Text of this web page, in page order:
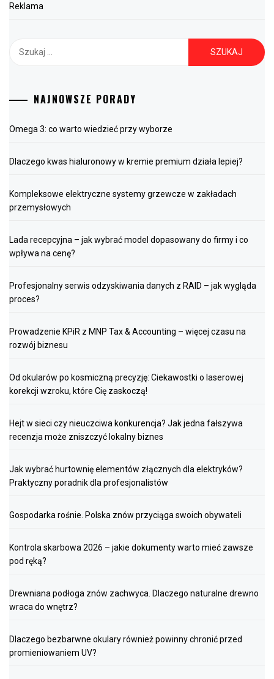
Reklama
NAJNOWSZE PORADY
Omega 3: co warto wiedzieć przy wyborze
Dlaczego kwas hialuronowy w kremie premium działa lepiej?
Kompleksowe elektryczne systemy grzewcze w zakładach
przemysłowych
Lada recepcyjna – jak wybrać model dopasowany do firmy i co
wpływa na cenę?
Profesjonalny serwis odzyskiwania danych z RAID – jak wygląda
proces?
Prowadzenie KPiR z MNP Tax & Accounting – więcej czasu na
rozwój biznesu
Od okularów po kosmiczną precyzję: Ciekawostki o laserowej
korekcji wzroku, które Cię zaskoczą!
Hejt w sieci czy nieuczciwa konkurencja? Jak jedna fałszywa
recenzja może zniszczyć lokalny biznes
Jak wybrać hurtownię elementów złącznych dla elektryków?
Praktyczny poradnik dla profesjonalistów
Gospodarka rośnie. Polska znów przyciąga swoich obywateli
Kontrola skarbowa 2026 – jakie dokumenty warto mieć zawsze
pod ręką?
Drewniana podłoga znów zachwyca. Dlaczego naturalne drewno
wraca do wnętrz?
Dlaczego bezbarwne okulary również powinny chronić przed
promieniowaniem UV?